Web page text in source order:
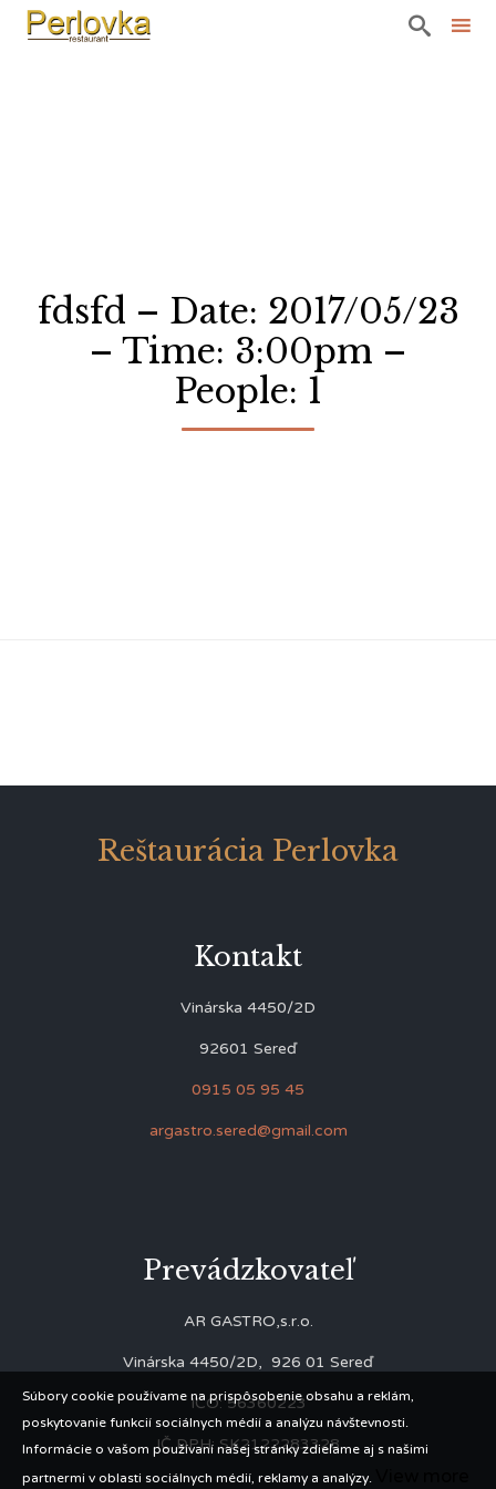

fdsfd – Date: 2017/05/23
– Time: 3:00pm –
People: 1
Reštaurácia Perlovka
Kontakt
Vinárska 4450/2D
92601 Sereď
0915 05 95 45
argastro.sered@gmail.com
Prevádzkovateľ
AR GASTRO,s.r.o.
Vinárska 4450/2D, 926 01 Sereď
IČO: 56360223
IČ DPH: SK2122283328
Súbory cookie používame na prispôsobenie obsahu a reklám,
poskytovanie funkcií sociálnych médií a analýzu návštevnosti.
Informácie o vašom používaní našej stránky zdieľame aj s našimi
partnermi v oblasti sociálnych médií, reklamy a analýzy.